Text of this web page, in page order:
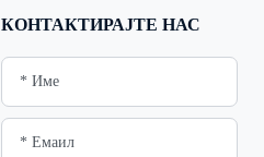
КОНТАКТИРАЈТЕ НАС